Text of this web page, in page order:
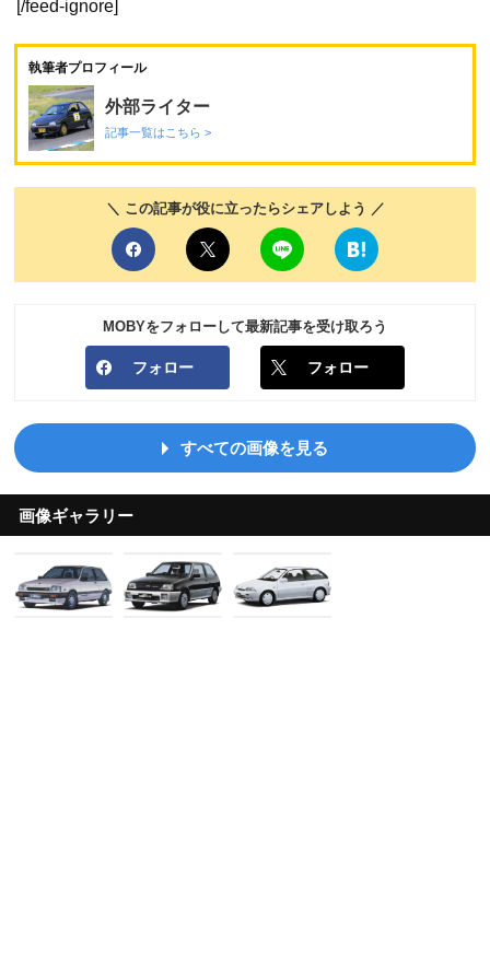
[/feed-ignore]
執筆者プロフィール
外部ライター
記事一覧はこちら >
＼ この記事が役に立ったらシェアしよう ／
MOBYをフォローして最新記事を受け取ろう
フォロー フォロー
すべての画像を見る
画像ギャラリー